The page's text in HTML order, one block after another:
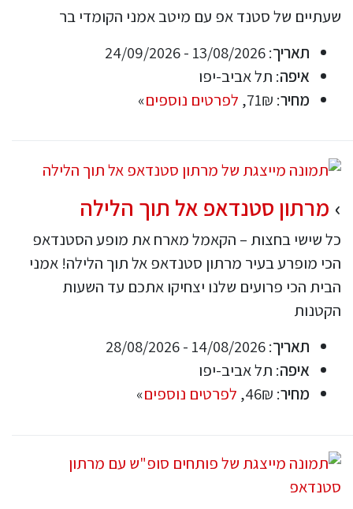
שעתיים של סטנד אפ עם מיטב אמני הקומדי בר
תאריך: 13/08/2026 - 24/09/2026
איפה: תל אביב-יפו
מחיר: 71₪, לפרטים נוספים»
מרתון סטנדאפ אל תוך הלילה
כל שישי בחצות – הקאמל מארח את מופע הסטנדאפ
הכי מופרע בעיר מרתון סטנדאפ אל תוך הלילה! אמני
הבית הכי פרועים שלנו יצחיקו אתכם עד השעות
הקטנות
תאריך: 14/08/2026 - 28/08/2026
איפה: תל אביב-יפו
מחיר: 46₪, לפרטים נוספים»